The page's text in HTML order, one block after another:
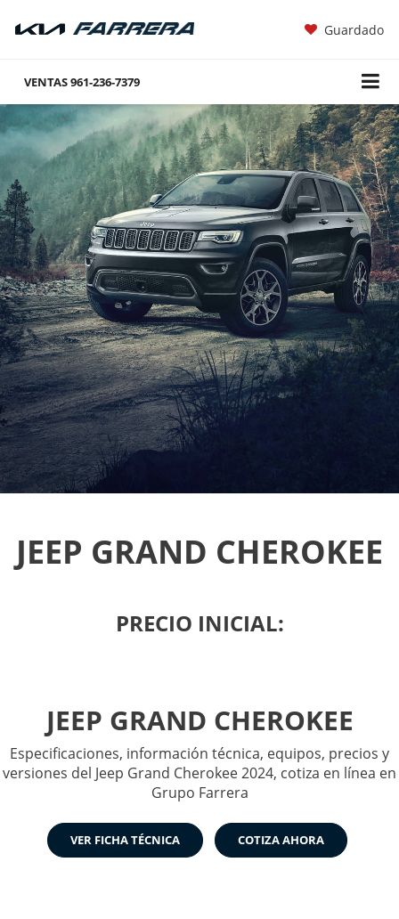
Guardado
VENTAS961-236-7379
JEEP GRAND CHEROKEE
PRECIO INICIAL:
JEEP GRAND CHEROKEE
Especificaciones, información técnica, equipos, precios y
versiones del Jeep Grand Cherokee 2024, cotiza en línea en
Grupo Farrera
VER FICHA TÉCNICA COTIZA AHORA